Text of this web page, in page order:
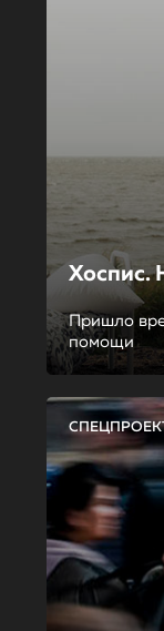
Хоспис.
Пришло
помощи